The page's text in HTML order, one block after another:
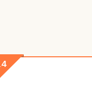
4